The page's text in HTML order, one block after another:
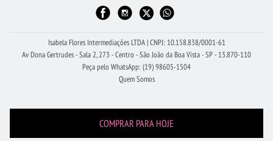
FLORICULTURA RIBEIRÃO PRETO VIOLETA FLORICULTURA SALVADOR
FLORICULTURA PORTO ALEGRE
Isabela Flores Intermediações LTDA | CNPJ: 10.158.838/0001-61
Av Dona Gertrudes - Sala 2, 273 - Centro - São João da Boa Vista - SP - 13.870-110
Peça pelo WhatsApp: (19) 98605-1504
Quem Somos
COMPRAR PARA HOJE